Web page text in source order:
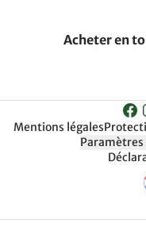
Acheter en
Mentions légales
Paramètres